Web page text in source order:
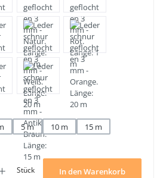
5 m 10 m
15 m
gewünschten Wert ein oder benutze die
Stück In den Warenkorb